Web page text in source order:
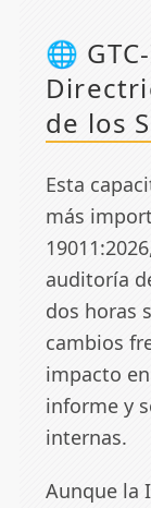
🌐
de los
Esta
más
auditoría
dos horas
cambios
impacto
informe y
internas.
Aunque la